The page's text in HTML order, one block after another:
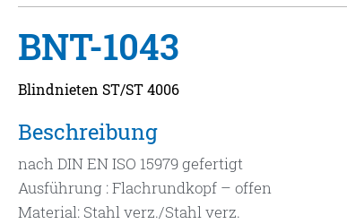
BNT-1043
Blindnieten ST/ST 4006
Beschreibung
nach DIN EN ISO 15979 gefertigt
Ausführung : Flachrundkopf – offen
Material: Stahl verz./Stahl verz.